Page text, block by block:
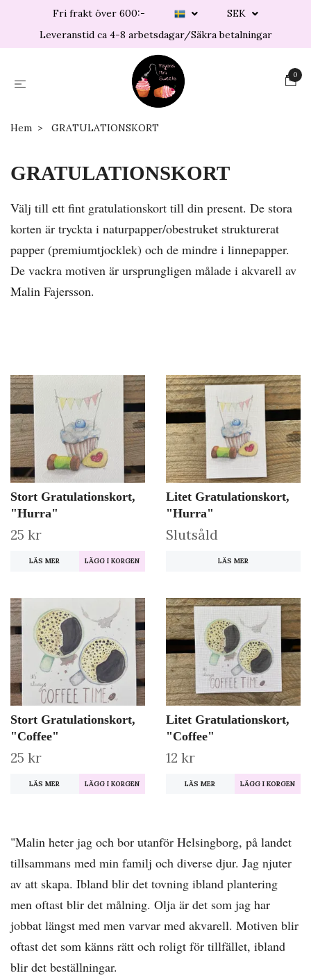
Fri frakt över 600:-
SEK
Leveranstid ca 4-8 arbetsdagar/Säkra betalningar
0
Hem GRATULATIONSKORT
GRATULATIONSKORT
Välj till ett fint gratulationskort till din present. De stora
korten är tryckta i naturpapper/obestruket strukturerat
papper (premiumtjocklek) och de mindre i linnepapper.
De vackra motiven är ursprungligen målade i akvarell av
Malin Fajersson.
Stort Gratulationskort,
"Hurra"
25 kr
LÄS MER
Litet Gratulationskort,
"Hurra"
Slutsåld
LÄS MER
Stort Gratulationskort,
"Coffee"
25 kr
LÄS MER
Litet Gratulationskort,
"Coffee"
12 kr
LÄS MER
"Malin heter jag och bor utanför Helsingborg, på landet
tillsammans med min familj och diverse djur. Jag njuter
av att skapa. Ibland blir det tovning ibland plantering
men oftast blir det målning. Olja är det som jag har
jobbat längst med men varvar med akvarell. Motiven blir
oftast det som känns rätt och roligt för tillfället, ibland
blir det beställningar.